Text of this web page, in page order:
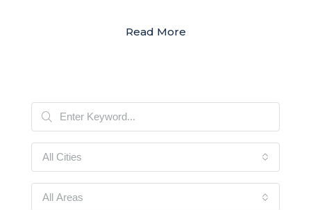
Read More
All Cities
All Areas